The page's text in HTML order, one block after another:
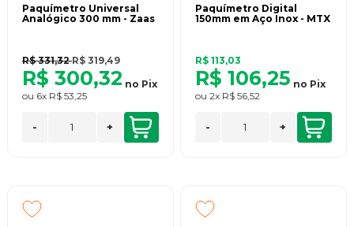
Paquímetro Universal
Analógico 300 mm - Zaas
R$ 331,32R$ 319,49
R$ 300,32 no Pix
ou 6x R$ 53,25
- +
Paquímetro Digital
150mm em Aço Inox - MTX
R$ 113,03
R$ 106,25 no Pix
ou 2x R$ 56,52
- +